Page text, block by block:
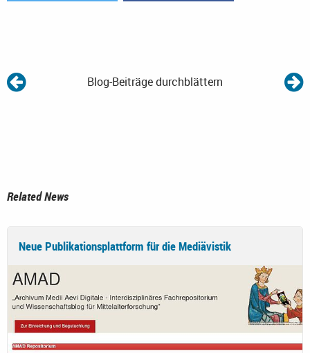
Blog-Beiträge durchblättern
Related News
Neue Publikationsplattform für die Mediävistik